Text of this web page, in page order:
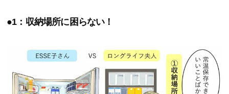
●1：収納場所に困らない！